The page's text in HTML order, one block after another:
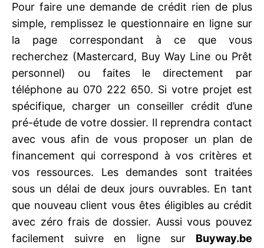
Pour faire une demande de crédit rien de plus
simple, remplissez le questionnaire en ligne sur
la page correspondant à ce que vous
recherchez (Mastercard, Buy Way Line ou Prêt
personnel) ou faites le directement par
téléphone au 070 222 650. Si votre projet est
spécifique, charger un conseiller crédit d’une
pré-étude de votre dossier. Il reprendra contact
avec vous afin de vous proposer un plan de
financement qui correspond à vos critères et
vos ressources. Les demandes sont traitées
sous un délai de deux jours ouvrables. En tant
que nouveau client vous êtes éligibles au crédit
avec zéro frais de dossier. Aussi vous pouvez
facilement suivre en ligne sur Buyway.be